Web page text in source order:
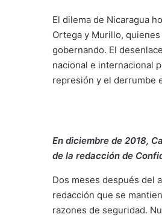
El dilema de Nicaragua
Ortega y Murillo,
gobernando. El
nacional e internacional
represión y el derrumbe
En diciembre de 2018,
de la redacción de
Dos meses después del
redacción que se
razones de seguridad.